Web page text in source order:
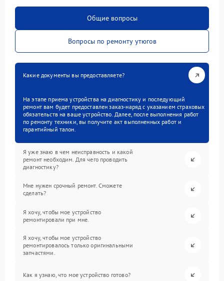
Общие вопросы
Вопросы по ремонту утюгов
Какие документы вы предоставляете?
На этапе приема устройства на диагностику и последующий
ремонт вам будет предоставлен заказ-наряд с указанием страховых
обязательств на ваше устройство. Далее, после выполнения работ
по ремонту техники, вы получите акт выполненных работ и
гарантийный талон.
Я уже знаю в чем неисправность и какой
ремонт необходим. Для чего проводить
диагностику?
Мне нужен срочный ремонт. Сможете
сделать?
Я хочу, чтобы мое устройство
ремонтировали при мне.
Я хочу, чтобы мое устройство
ремонтировалось только оригинальными
запчастями.
Как я узнаю, что мое устройство готово?